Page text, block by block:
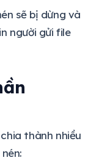
sẽ bị dừng và
người gửi file
thành nhiều